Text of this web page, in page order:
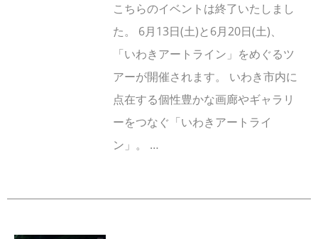
こちらのイベントは終了いたしまし
た。 6月13日(土)と6月20日(土)、
「いわきアートライン」をめぐるツ
アーが開催されます。 いわき市内に
点在する個性豊かな画廊やギャラリ
ーをつなぐ「いわきアートライ
ン」。 …